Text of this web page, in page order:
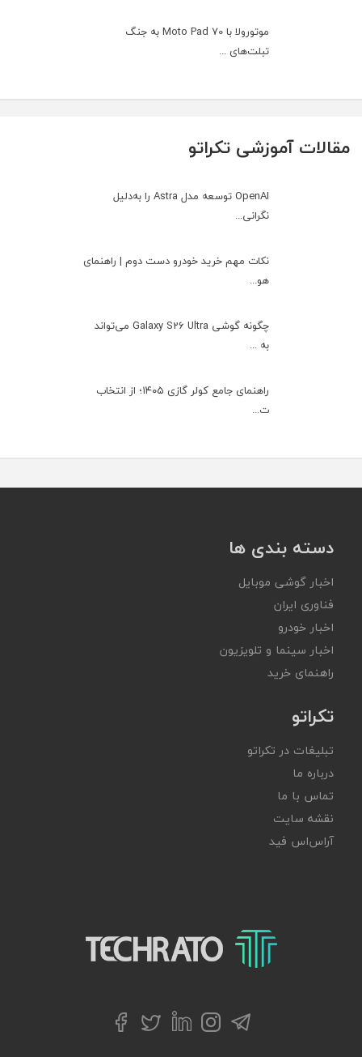
موتورولا با Moto Pad 70 به جنگ
تبلت‌های ...
مقالات آموزشی تکراتو
OpenAI توسعه مدل Astra را به‌دلیل
نگرانی...
نکات مهم خرید خودرو دست دوم | راهنمای
هو...
چگونه گوشی Galaxy S26 Ultra می‌تواند
به ...
راهنمای جامع کولر گازی ۱۴۰۵؛ از انتخاب
ت...
دسته بندی ها
اخبار گوشی موبایل
فناوری ایران
اخبار خودرو
اخبار سینما و تلویزیون
راهنمای خرید
تکراتو
تبلیغات در تکراتو
درباره ما
تماس با ما
نقشه سایت
آر‌اس‌اس فید
تکراتو – زندگی با تکنولوژی
تلگراماینستاگرام
لینکداینتوییترفیسبوک